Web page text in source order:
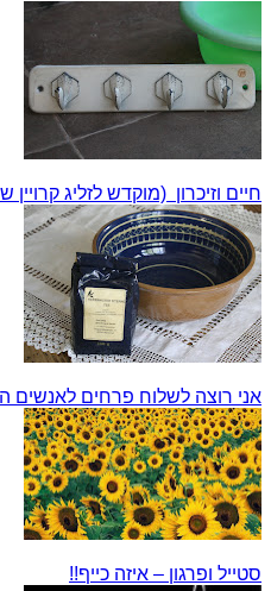
חיים וזיכרון (מוקדש לזליג
אני רוצה לשלוח פרחים לאנשים
סטייל ופרגון – איזה כייף!!